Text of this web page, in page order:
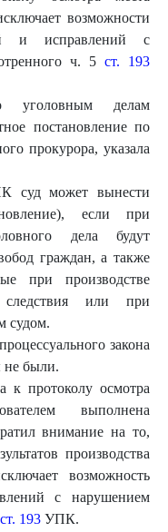
возможности
и исправлений с
ч. 5 ст. 193
уголовным делам
постановление по
прокурора, указала
суд может вынести
если при
дела будут
граждан, а также
при производстве
следствия или при
судом.
закона
не были.
к протоколу осмотра
выполнена
внимание на то,
производства
возможность
с нарушением
ст. 193 УПК.